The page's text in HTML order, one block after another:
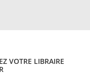
VOTRE LIBRAIRE